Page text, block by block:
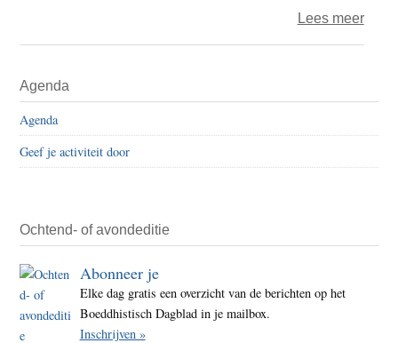
Lees meerover
heel
Sidebar
Agenda
Agenda
Geef je activiteit door
Ochtend- of avondeditie
Abonneer je
Elke dag gratis een overzicht van de berichten op het
Boeddhistisch Dagblad in je mailbox.
Inschrijven »